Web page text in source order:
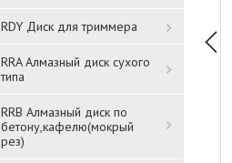
RDY Диск для триммера
RRA Алмазный диск сухого
типа
RRB Алмазный диск по
бетону,кафелю(мокрый
рез)
Решетка
1520Р* ЧЕРНЫЙ